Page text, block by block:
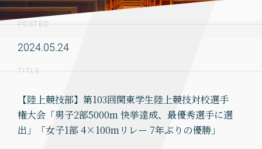
POSTED
2024.05.24
TITLE
【陸上競技部】第103回関東学生陸上競技対校選手
権大会「男子2部5000m 快挙達成、最優秀選手に選
出」「女子1部 4×100mリレー 7年ぶりの優勝」